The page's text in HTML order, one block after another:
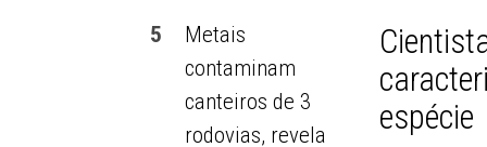
5
Metais
contaminam
canteiros de 3
rodovias, revela
espécie